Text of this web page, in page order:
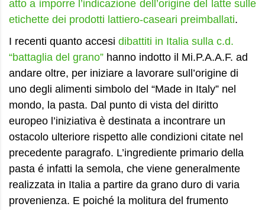
atto a imporre l’indicazione dell’origine del latte sulle
etichette dei prodotti lattiero-caseari preimballati.
I recenti quanto accesi dibattiti in Italia sulla c.d.
“battaglia del grano” hanno indotto il Mi.P.A.A.F. ad
andare oltre, per iniziare a lavorare sull’origine di
uno degli alimenti simbolo del “Made in Italy” nel
mondo, la pasta. Dal punto di vista del diritto
europeo l’iniziativa è destinata a incontrare un
ostacolo ulteriore rispetto alle condizioni citate nel
precedente paragrafo. L’ingrediente primario della
pasta é infatti la semola, che viene generalmente
realizzata in Italia a partire da grano duro di varia
provenienza. E poiché la molitura del frumento